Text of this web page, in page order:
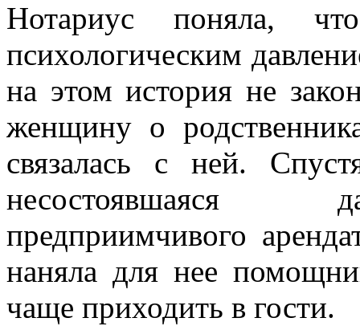
Нотариус поняла,
психологическим
на этом история не
женщину о
связалась с ней.
несостоявшаяся
предприимчивого
наняла для нее
чаще приходить в гости.